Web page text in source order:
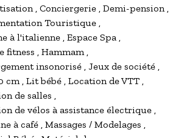
Conciergerie Demi-pension
Touristique
à l'italienne Espace Spa
fitness
Hammam
insonorisé
Jeux de société
cm Lit bébé Location de VTT
de salles
de vélos à assistance électrique
à café Massages / Modelages